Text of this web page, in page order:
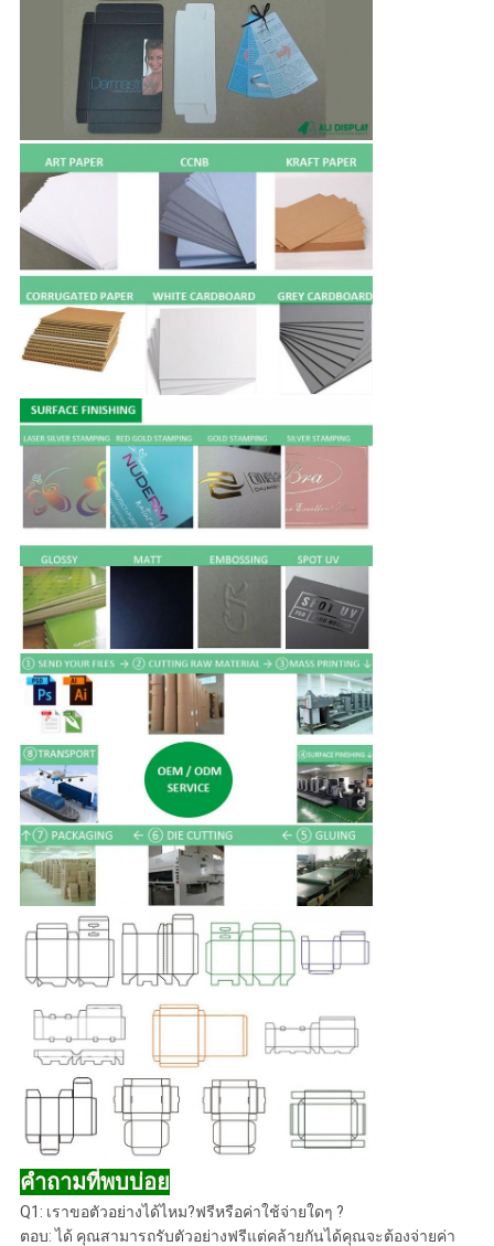
คำถามที่พบบ่อย
Q1: เราขอตัวอย่างได้ไหม?ฟรีหรือค่าใช้จ่ายใดๆ ?
ตอบ: ได้ คุณสามารถรับตัวอย่างฟรีแต่คล้ายกันได้คุณจะต้องจ่ายค่า